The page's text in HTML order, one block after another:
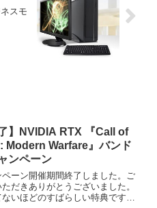
スモ
了】NVIDIA RTX 『Call of
Modern Warfare』バンド
ンペーン
ペーン開催期間終了しました。ご
だきありがとうございました。
いほどのすばらしい特典です。